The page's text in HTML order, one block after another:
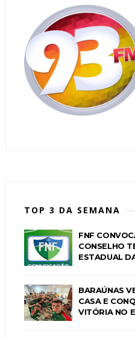
TOP 3 DA SEMANA
FNF
CONSELHO
ESTADUAL
BARAÚNAS
CASA E
VITÓRIA NO